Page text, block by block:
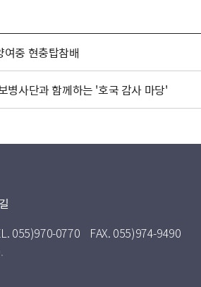
여중 현충탑참배
병사단과 함께하는 '호국 감사 마당'
055)970-0770
FAX. 055)974-9490